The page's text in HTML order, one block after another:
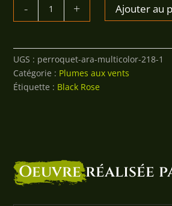
Ajouter au
UGS : perroquet-ara-multicolor-218-1
Catégorie : Plumes aux vents
Étiquette : Black Rose
Oeuvreréalisée